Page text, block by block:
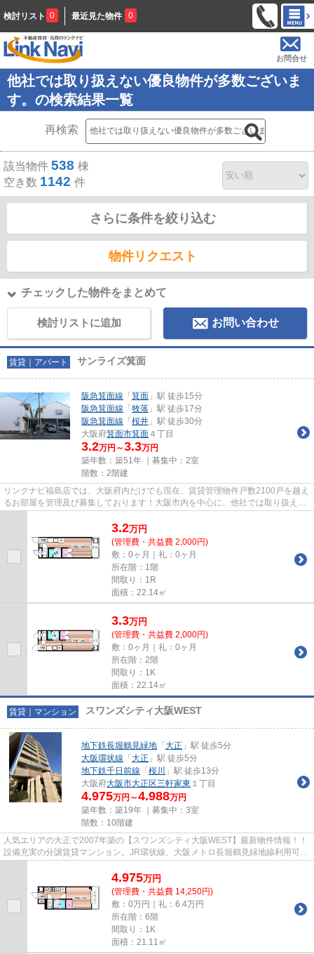
検討リスト 0 最近見た物件 0
お問合せ
他社では取り扱えない優良物件が多数ございま
す。の検索結果一覧
再検索
該当物件 538 棟
空き数 1142 件
さらに条件を絞り込む
物件リクエスト
チェックした物件をまとめて
検討リストに追加 お問い合わせ
賃貸｜アパート サンライズ箕面
阪急箕面線 「 箕面 」駅 徒歩15分
阪急箕面線 「 牧落 」駅 徒歩17分
阪急箕面線 「 桜井 」駅 徒歩30分
大阪府箕面市箕面 ４丁目
3.2万円～3.3万円
築年数：築51年 ｜募集中： 2室
階数：2階建
リンクナビ福島店では、大阪府内だけでも現在、賃貸管理物件戸数2100戸を越え
るお部屋を管理及び募集しております！大阪市内を中心に、他社では取り扱えな
3.2万円
(管理費・共益費 2,000円)
敷：0ヶ月｜礼：0ヶ月
所在階：1階
間取り：1R
面積：22.14㎡
3.3万円
(管理費・共益費 2,000円)
敷：0ヶ月｜礼：0ヶ月
所在階：2階
間取り：1K
面積：22.14㎡
賃貸｜マンション スワンズシティ大阪WEST
地下鉄長堀鶴見緑地 「 大正 」駅 徒歩5分
大阪環状線 「 大正 」駅 徒歩5分
地下鉄千日前線 「 桜川
」駅 徒歩13分
大阪府大阪市大正区三軒家東 １丁目
4.975万円～4.988万円
築年数：築19年 ｜募集中： 3室
階数：10階建
人気エリアの大正で2007年築の【スワンズシティ大阪WEST】最新物件情報！！
設備充実の分譲賃貸マンション。JR環状線、大阪メトロ長堀鶴見緑地線利用可
4.975万円
(管理費・共益費 14,250円)
敷：0万円｜礼：6.4万円
所在階：6階
間取り：1K
面積：21.11㎡